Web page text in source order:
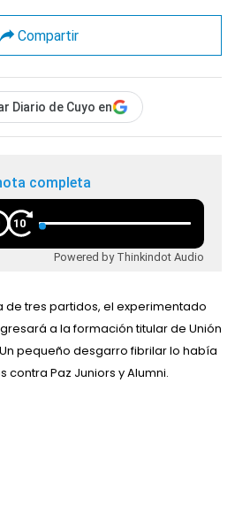
Compartir
Diario de Cuyo en
completa
10
Powered by Thinkindot Audio
de tres partidos, el experimentado
a la formación titular de Unión
pequeño desgarro fibrilar lo había
Paz Juniors y Alumni.